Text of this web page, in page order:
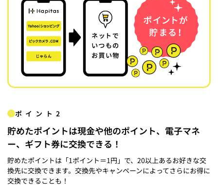
ポイント2
貯めたポイントは現金や他のポイント、電子マネ
ー、ギフト券に交換できる！
貯めたポイントは「1ポイント＝1円」で、20以上あるお好きな交
換先に交換できます。交換先やキャンペーンによってさらにお得に
交換できることも！